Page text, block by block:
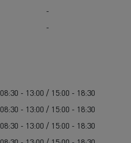
-
-
08:30 - 13:00 / 15:00 - 18:30
08:30 - 13:00 / 15:00 - 18:30
08:30 - 13:00 / 15:00 - 18:30